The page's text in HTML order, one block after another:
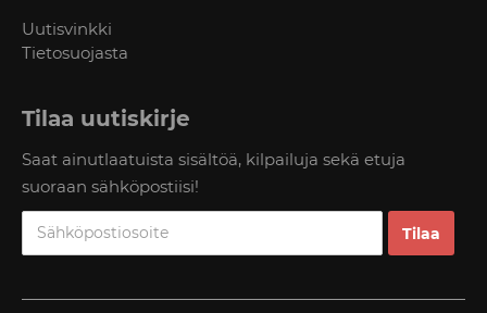
Uutisvinkki
Tietosuojasta
Tilaa uutiskirje
Saat ainutlaatuista sisältöä, kilpailuja sekä etuja
suoraan sähköpostiisi!